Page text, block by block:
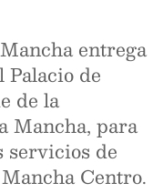
entrega
Palacio de
de la
Mancha, para
de
Centro.